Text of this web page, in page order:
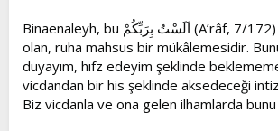
Binaenaleyh, bu اَلَسْتُ بِرَبِّكُمْ (A’râf, 7/172) Allah’ın (cc) ruhla
olan, ruha mahsus bir mükâlemesidir.
duyayım, hıfz edeyim şeklinde
vicdandan bir his şeklinde aksedeceği
Biz vicdanla ve ona gelen ilhamlarda